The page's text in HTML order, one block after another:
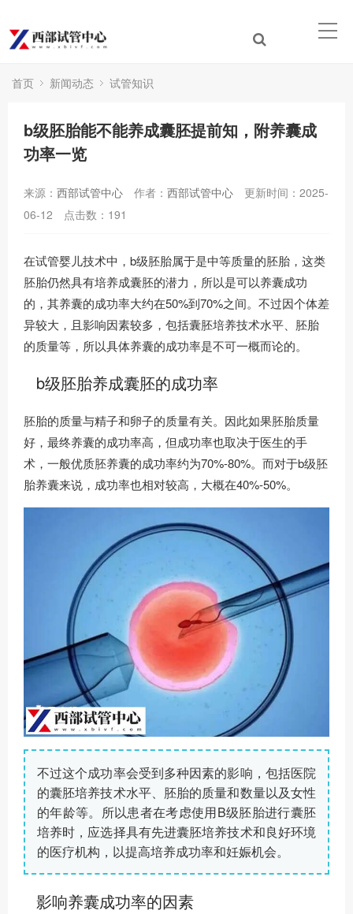
首页 新闻动态 试管知识
b级胚胎能不能养成囊胚提前知，附养囊成
功率一览
来源： 西部试管中心 作者： 西部试管中心
更新时间：2025-
06-12
点击数： 191
在试管婴儿技术中，b级胚胎属于是中等质量的胚胎，这类
胚胎仍然具有培养成囊胚的潜力，所以是可以养囊成功
的，其养囊的成功率大约在50%到70%之间。不过因个体差
异较大，且影响因素较多，包括囊胚培养技术水平、胚胎
的质量等，所以具体养囊的成功率是不可一概而论的。
b级胚胎养成囊胚的成功率
胚胎的质量与精子和卵子的质量有关。因此如果胚胎质量
好，最终养囊的成功率高，但成功率也取决于医生的手
术，一般优质胚养囊的成功率约为70%-80%。而对于b级胚
胎养囊来说，成功率也相对较高，大概在40%-50%。
不过这个成功率会受到多种因素的影响，包括医院
的囊胚培养技术水平、胚胎的质量和数量以及女性
的年龄等。所以患者在考虑使用B级胚胎进行囊胚
培养时，应选择具有先进囊胚培养技术和良好环境
的医疗机构，以提高培养成功率和妊娠机会。
影响养囊成功率的因素